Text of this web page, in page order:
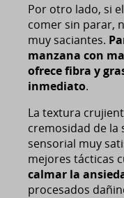
Por otro lado, si
comer sin parar,
muy saciantes.
manzana con
ofrece fibra y
inmediato.
La textura
cremosidad de la
sensorial muy
mejores tácticas
calmar la
procesados